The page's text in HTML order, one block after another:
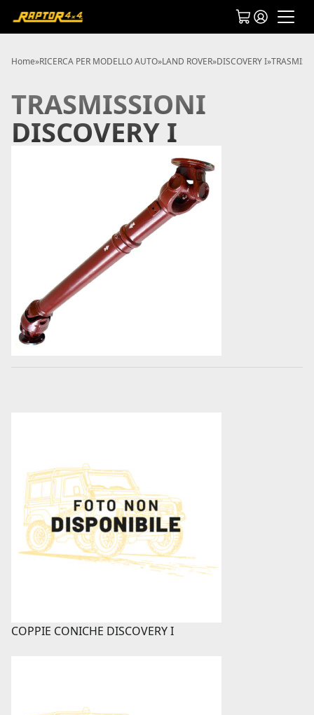
Home»RICERCA PER MODELLO AUTO»LAND ROVER»DISCOVERY I»
TRASMISSIONI
DISCOVERY I
COPPIE CONICHE DISCOVERY I